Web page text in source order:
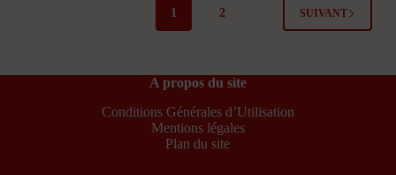
1 2 SUIVANT
A propos du site
Conditions Générales d’Utilisation
Mentions légales
Plan du site